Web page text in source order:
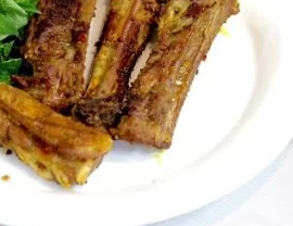
Quán
Nóng
Ngành F&B
Nhà Hàng
Doanh và Vận Hành Mô Hình Ẩm
Ăn
Trưởng
Chuyên Nghiệp